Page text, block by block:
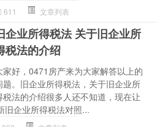
611 文章列表
企业所得税法 关于旧企业所
税法的介绍
家好，0471房产来为大家解答以上的
题。旧企业所得税法，关于旧企业所
税法的介绍很多人还不知道，现在让
旧企业所得税法对照...